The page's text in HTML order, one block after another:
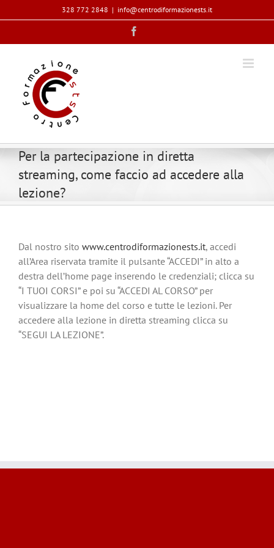
al
328 772 2848 | info@centrodiformazionests.it
Per la partecipazione in diretta
streaming, come faccio ad accedere alla
lezione?
Dal nostro sito www.centrodiformazionests.it, accedi
all’Area riservata tramite il pulsante “ACCEDI” in alto a
destra dell’home page inserendo le credenziali; clicca su
“I TUOI CORSI” e poi su “ACCEDI AL CORSO” per
visualizzare la home del corso e tutte le lezioni. Per
accedere alla lezione in diretta streaming clicca su
“SEGUI LA LEZIONE”.